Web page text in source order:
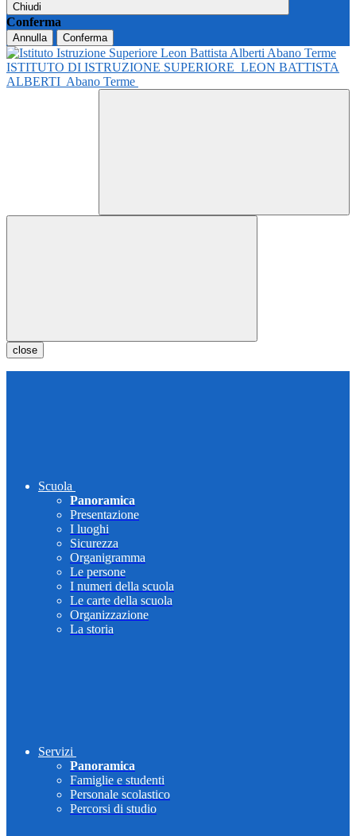
Chiudi
Conferma
Annulla Conferma
ISTITUTO DI ISTRUZIONE SUPERIORE LEON BATTISTA
ALBERTI Abano Terme
close
Scuola
Panoramica
Presentazione
I luoghi
Sicurezza
Organigramma
Le persone
I numeri della scuola
Le carte della scuola
Organizzazione
La storia
Servizi
Panoramica
Famiglie e studenti
Personale scolastico
Percorsi di studio